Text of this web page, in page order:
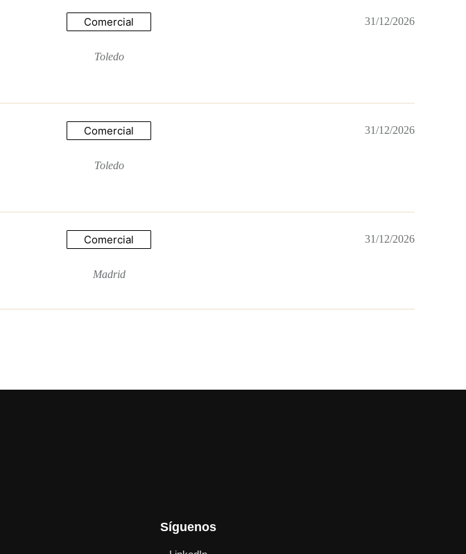
Comercial
Toledo
31/12/2026
Comercial
Toledo
31/12/2026
Comercial
Madrid
31/12/2026
Síguenos